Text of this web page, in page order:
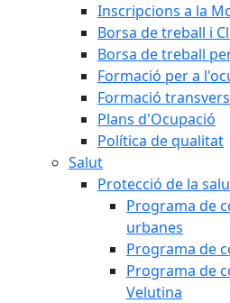
Inscripcions a la
Borsa de treball i
Borsa de treball
Formació per a
Formació
Plans d'Ocupació
Política de qualitat
Salut
Protecció de la
Programa de
urbanes
Programa de
Programa de
Velutina